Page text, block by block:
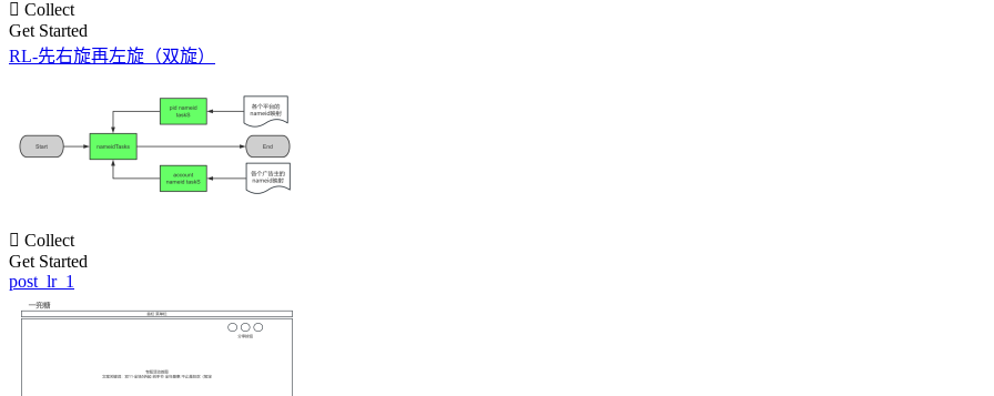
 Collect
Get Started
RL-先右旋再左旋（双旋）
 Collect
Get Started
post_lr_1